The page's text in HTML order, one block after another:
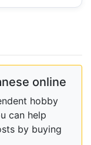
online
hobby
can help
by buying